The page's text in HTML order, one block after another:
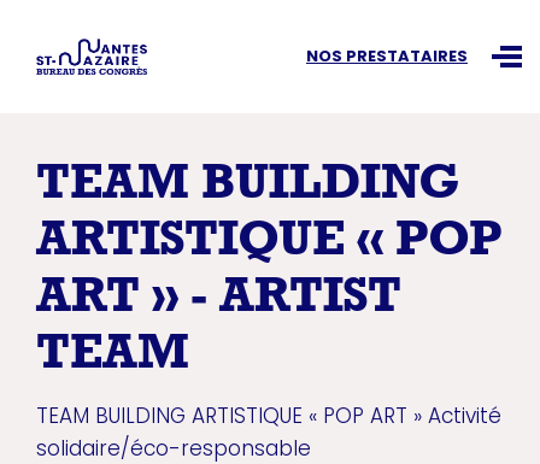
NOS PRESTATAIRES
TEAM BUILDING
ARTISTIQUE « POP
ART » - ARTIST
TEAM
TEAM BUILDING ARTISTIQUE « POP ART » Activité
solidaire/éco-responsable